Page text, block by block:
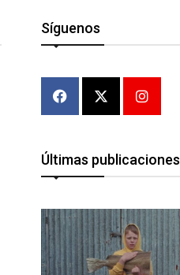
Síguenos
Últimas publicaciones